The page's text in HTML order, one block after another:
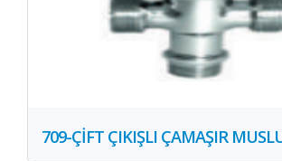
709-ÇİFT ÇIKIŞLI ÇAMAŞIR